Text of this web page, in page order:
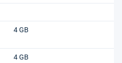
4 GB
4 GB